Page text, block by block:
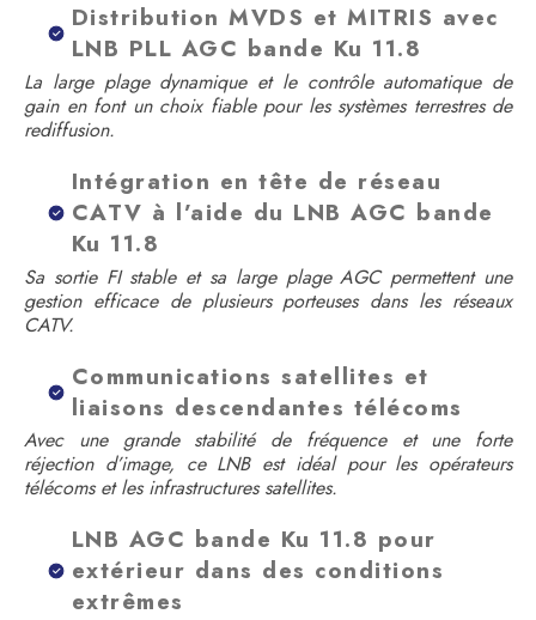
Distribution MVDS et MITRIS avec
LNB PLL AGC bande Ku 11.8
La large plage dynamique et le contrôle automatique de
gain en font un choix fiable pour les systèmes terrestres de
rediffusion.
Intégration en tête de réseau
CATV à l’aide du LNB AGC bande
Ku 11.8
Sa sortie FI stable et sa large plage AGC permettent une
gestion efficace de plusieurs porteuses dans les réseaux
CATV.
Communications satellites et
liaisons descendantes télécoms
Avec une grande stabilité de fréquence et une forte
réjection d’image, ce LNB est idéal pour les opérateurs
télécoms et les infrastructures satellites.
LNB AGC bande Ku 11.8 pour
extérieur dans des conditions
extrêmes